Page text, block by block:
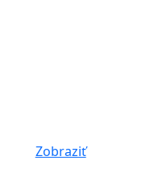
Zobraziť